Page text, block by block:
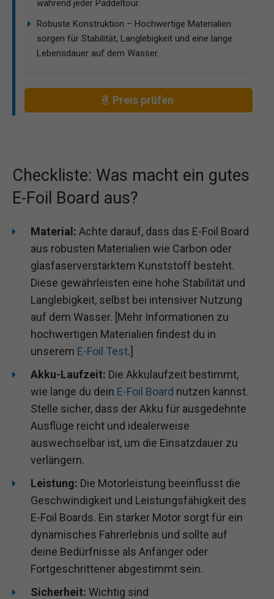
während jeder Paddeltour.
Robuste Konstruktion – Hochwertige Materialien
sorgen für Stabilität, Langlebigkeit und eine lange
Lebensdauer auf dem Wasser.
Preis prüfen
Checkliste: Was macht ein gutes
E-Foil Board aus?
Material: Achte darauf, dass das E-Foil Board
aus robusten Materialien wie Carbon oder
glasfaserverstärktem Kunststoff besteht.
Diese gewährleisten eine hohe Stabilität und
Langlebigkeit, selbst bei intensiver Nutzung
auf dem Wasser. [Mehr Informationen zu
hochwertigen Materialien findest du in
unserem E-Foil Test.]
Akku-Laufzeit: Die Akkulaufzeit bestimmt,
wie lange du dein E-Foil Board nutzen kannst.
Stelle sicher, dass der Akku für ausgedehnte
Ausflüge reicht und idealerweise
auswechselbar ist, um die Einsatzdauer zu
verlängern.
Leistung: Die Motorleistung beeinflusst die
Geschwindigkeit und Leistungsfähigkeit des
E-Foil Boards. Ein starker Motor sorgt für ein
dynamisches Fahrerlebnis und sollte auf
deine Bedürfnisse als Anfänger oder
Fortgeschrittener abgestimmt sein.
Sicherheit: Wichtig sind